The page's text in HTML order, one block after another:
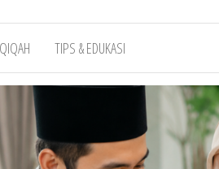
TIPS & EDUKASI